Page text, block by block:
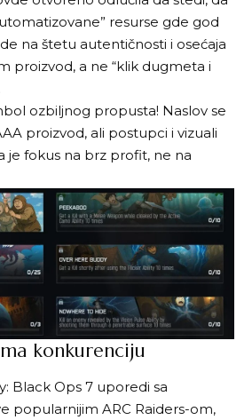
resurse gde god
na štetu autentičnosti i osećaja
proizvod, a ne “klik dugmeta i
ozbiljnog propusta! Naslov se
proizvod, ali postupci i vizuali
je fokus na brz profit, ne na
konkurenciju
Black Ops 7 uporedi sa
popularnijim ARC Raiders-om,